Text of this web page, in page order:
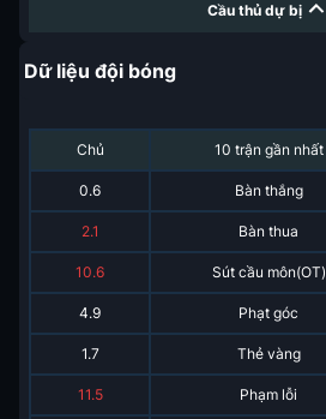
Cầu thủ dự bị
Dữ liệu đội bóng
Chủ 10 trận gần nhất
0.6 Bàn thắng
2.1 Bàn thua
10.6 Sút cầu môn(OT)
4.9 Phạt góc
1.7 Thẻ vàng
11.5 Phạm lỗi